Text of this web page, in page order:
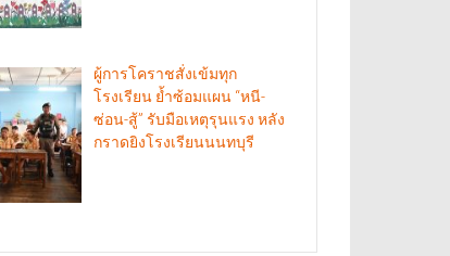
ผู้การโคราชสั่งเข้มทุก
โรงเรียน ย้ำซ้อมแผน “หนี-
ซ่อน-สู้” รับมือเหตุรุนแรง หลัง
กราดยิงโรงเรียนนนทบุรี